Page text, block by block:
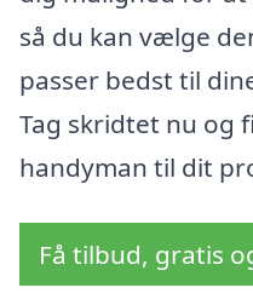
så du kan vælge
passer bedst til
Tag skridtet nu og
handyman til dit
Få tilbud, gratis